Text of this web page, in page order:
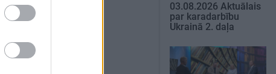
03.08.2026 Aktuālais
par karadarbību
Ukrainā 2. daļa